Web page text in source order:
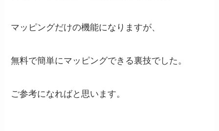
マッピングだけの機能になりますが、
無料で簡単にマッピングできる裏技でした。
ご参考になればと思います。